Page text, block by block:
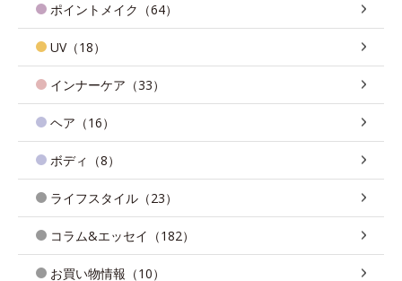
ポイントメイク（64）
UV（18）
インナーケア（33）
ヘア（16）
ボディ（8）
ライフスタイル（23）
コラム&エッセイ（182）
お買い物情報（10）